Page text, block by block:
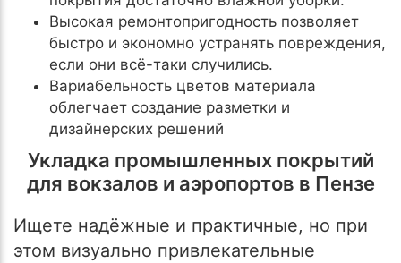
Высокая ремонтопригодность позволяет
быстро и экономно устранять повреждения,
если они всё-таки случились.
Вариабельность цветов материала
облегчает создание разметки и
дизайнерских решений
Укладка промышленных покрытий
для вокзалов и аэропортов в Пензе
Ищете надёжные и практичные, но при
этом визуально привлекательные